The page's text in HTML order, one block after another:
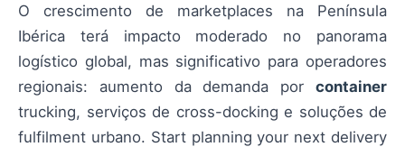
O crescimento de marketplaces na Península
Ibérica terá impacto moderado no panorama
logístico global, mas significativo para operadores
regionais: aumento da demanda por container
trucking, serviços de cross-docking e soluções de
fulfilment urbano. Start planning your next delivery